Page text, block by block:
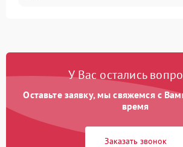
Замена платы управления 2200 ₽
У Вас остались
Оставьте заявку, мы свяжемся с
время
Заказать звонок